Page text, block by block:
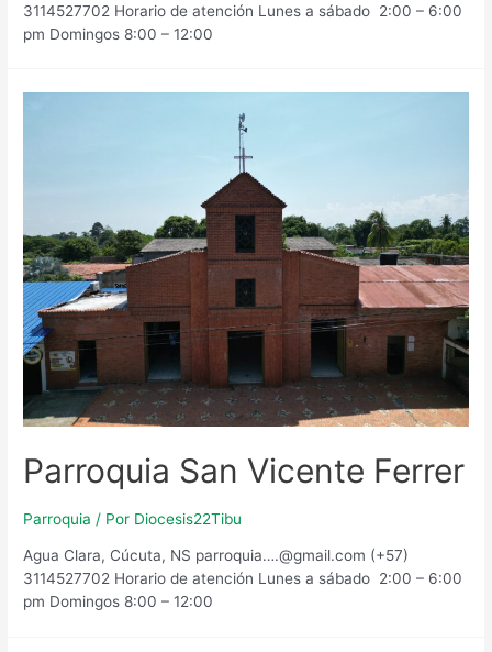
3114527702 Horario de atención Lunes a sábado 2:00 – 6:00
pm Domingos 8:00 – 12:00
Parroquia San Vicente Ferrer
Parroquia / Por Diocesis22Tibu
Agua Clara, Cúcuta, NS parroquia….@gmail.com (+57)
3114527702 Horario de atención Lunes a sábado 2:00 – 6:00
pm Domingos 8:00 – 12:00